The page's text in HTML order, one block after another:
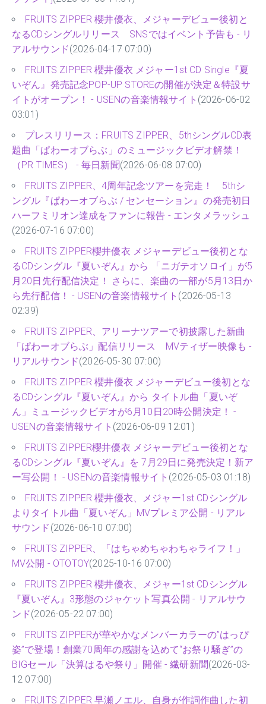
FRUITS ZIPPER 櫻井優衣、メジャーデビュー後初と
なるCDシングルリリース SNSではイベント予告も - リ
アルサウンド(2026-04-17 07:00)
FRUITS ZIPPER 櫻井優衣 メジャー1st CD Single『夏
いぞん』発売記念POP-UP STOREの開催が決定＆特設サ
イトがオープン！ - USENの音楽情報サイト (2026-06-02
03:01)
プレスリリース：FRUITS ZIPPER、5thシングルCD表
題曲「ぱわーオブらぶ」のミュージックビデオ解禁！
（PR TIMES） - 毎日新聞(2026-06-08 07:00)
FRUITS ZIPPER、4周年記念ツアーを完走！ 5thシ
ングル『ぱわーオブらぶ / センセーション』の発売初日
ハーフミリオン達成をファンに報告 - エンタメラッシュ
(2026-07-16 07:00)
FRUITS ZIPPER櫻井優衣 メジャーデビュー後初とな
るCDシングル『夏いぞん』から 「ニガテオソロイ」が5
月20日先行配信決定！ さらに、楽曲の一部が5月13日か
ら先行配信！ - USENの音楽情報サイト (2026-05-13
02:39)
FRUITS ZIPPER、アリーナツアーで初披露した新曲
「ぱわーオブらぶ」配信リリース MVティザー映像も -
リアルサウンド(2026-05-30 07:00)
FRUITS ZIPPER 櫻井優衣 メジャーデビュー後初とな
るCDシングル『夏いぞん』から タイトル曲「夏いぞ
ん」ミュージックビデオが6月10日20時公開決定！ -
USENの音楽情報サイト (2026-06-09 12:01)
FRUITS ZIPPER櫻井優衣 メジャーデビュー後初とな
るCDシングル『夏いぞん』を 7月29日に発売決定！新ア
ー写公開！ - USENの音楽情報サイト (2026-05-03 01:18)
FRUITS ZIPPER 櫻井優衣、メジャー1st CDシングル
よりタイトル曲「夏いぞん」MVプレミア公開 - リアル
サウンド (2026-06-10 07:00)
FRUITS ZIPPER、「はちゃめちゃわちゃライフ！」
MV公開 - OTOTOY(2025-10-16 07:00)
FRUITS ZIPPER 櫻井優衣、メジャー1st CDシングル
『夏いぞん』3形態のジャケット写真公開 - リアルサウ
ンド(2026-05-22 07:00)
FRUITS ZIPPERが華やかなメンバーカラーの”はっぴ
姿”で登場！創業70周年の感謝を込めて“お祭り騒ぎ”の
BIGセール「決算はるや祭り」開催 - 繊研新聞(2026-03-
12 07:00)
FRUITS ZIPPER 早瀬ノエル、自身が作詞作曲した初